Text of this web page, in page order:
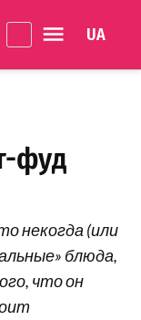
фуд
некогда (или
блюда,
что он